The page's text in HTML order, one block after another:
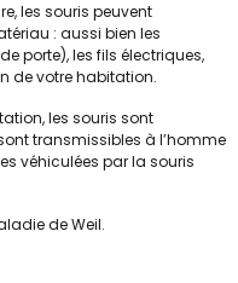
les souris peuvent
: aussi bien les
porte), les fils électriques,
de votre habitation.
les souris sont
transmissibles à l’homme
véhiculées par la souris
de Weil.